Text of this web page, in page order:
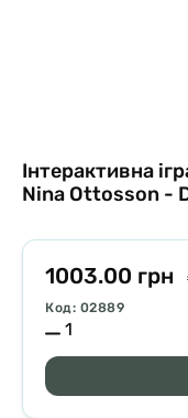
Інтерактивна
Nina Ottosson -
1003.00 грн
Код: 02889